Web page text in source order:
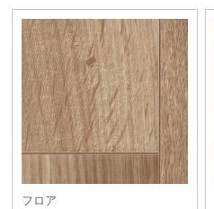
フロア